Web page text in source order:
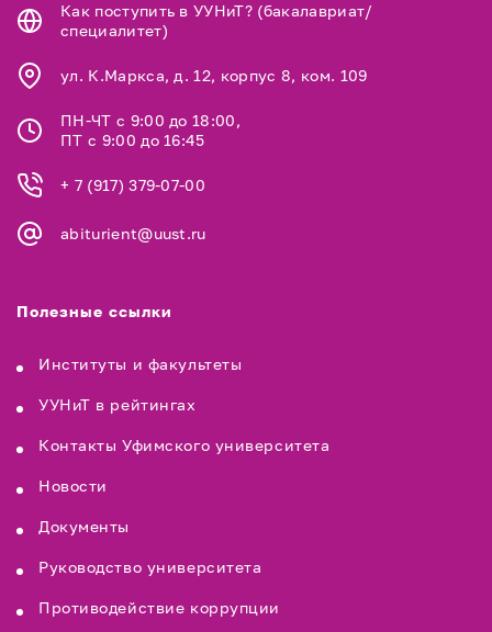
Как поступить в УУНиТ? (бакалавриат/
специалитет)
ул. К.Маркса, д. 12, корпус 8, ком. 109
ПН-ЧТ с 9:00 до 18:00,
ПТ с 9:00 до 16:45
+ 7 (917) 379-07-00
abiturient@uust.ru
Полезные ссылки
Институты и факультеты
УУНиТ в рейтингах
Контакты Уфимского университета
Новости
Документы
Руководство университета
Противодействие коррупции